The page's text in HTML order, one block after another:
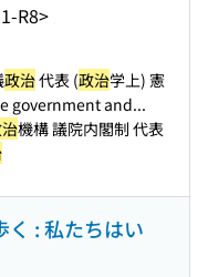
R8>
政治代表 (政治学上) 憲
government and...
機構 議院内閣制 代表
く : 私たちはい